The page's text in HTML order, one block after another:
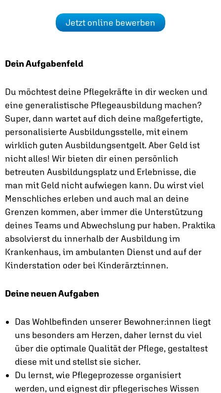
Jetzt online bewerben
Dein Aufgabenfeld
Du möchtest deine Pflegekräfte in dir wecken und
eine generalistische Pflegeausbildung machen?
Super, dann wartet auf dich deine maßgefertigte,
personalisierte Ausbildungsstelle, mit einem
wirklich guten Ausbildungsentgelt. Aber Geld ist
nicht alles! Wir bieten dir einen persönlich
betreuten Ausbildungsplatz und Erlebnisse, die
man mit Geld nicht aufwiegen kann. Du wirst viel
Menschliches erleben und auch mal an deine
Grenzen kommen, aber immer die Unterstützung
deines Teams und Abwechslung pur haben. Praktika
absolvierst du innerhalb der Ausbildung im
Krankenhaus, im ambulanten Dienst und auf der
Kinderstation oder bei Kinderärzt:innen.
Deine neuen Aufgaben
Das Wohlbefinden unserer Bewohner:innen liegt
uns besonders am Herzen, daher lernst du viel
über die optimale Qualität der Pflege, gestaltest
diese mit und stellst sie sicher.
Du lernst, wie Pflegeprozesse organisiert
werden, und eignest dir pflegerisches Wissen